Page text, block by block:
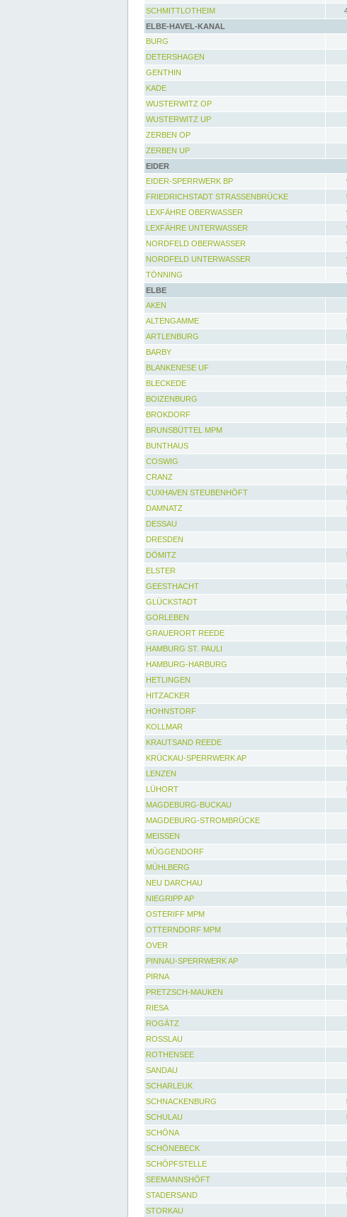
SCHMITTLOTHEIM
ELBE-HAVEL-KANAL
BURG
DETERSHAGEN
GENTHIN
KADE
WUSTERWITZ OP
WUSTERWITZ UP
ZERBEN OP
ZERBEN UP
EIDER
EIDER-SPERRWERK BP
FRIEDRICHSTADT STRASSENBRÜCKE
LEXFÄHRE OBERWASSER
LEXFÄHRE UNTERWASSER
NORDFELD OBERWASSER
NORDFELD UNTERWASSER
TÖNNING
ELBE
AKEN
ALTENGAMME
ARTLENBURG
BARBY
BLANKENESE UF
BLECKEDE
BOIZENBURG
BROKDORF
BRUNSBÜTTEL MPM
BUNTHAUS
COSWIG
CRANZ
CUXHAVEN STEUBENHÖFT
DAMNATZ
DESSAU
DRESDEN
DÖMITZ
ELSTER
GEESTHACHT
GLÜCKSTADT
GORLEBEN
GRAUERORT REEDE
HAMBURG ST. PAULI
HAMBURG-HARBURG
HETLINGEN
HITZACKER
HOHNSTORF
KOLLMAR
KRAUTSAND REEDE
KRÜCKAU-SPERRWERK AP
LENZEN
LÜHORT
MAGDEBURG-BUCKAU
MAGDEBURG-STROMBRÜCKE
MEISSEN
MÜGGENDORF
MÜHLBERG
NEU DARCHAU
NIEGRIPP AP
OSTERIFF MPM
OTTERNDORF MPM
OVER
PINNAU-SPERRWERK AP
PIRNA
PRETZSCH-MAUKEN
RIESA
ROGÄTZ
ROSSLAU
ROTHENSEE
SANDAU
SCHARLEUK
SCHNACKENBURG
SCHULAU
SCHÖNA
SCHÖNEBECK
SCHÖPFSTELLE
SEEMANNSHÖFT
STADERSAND
STORKAU